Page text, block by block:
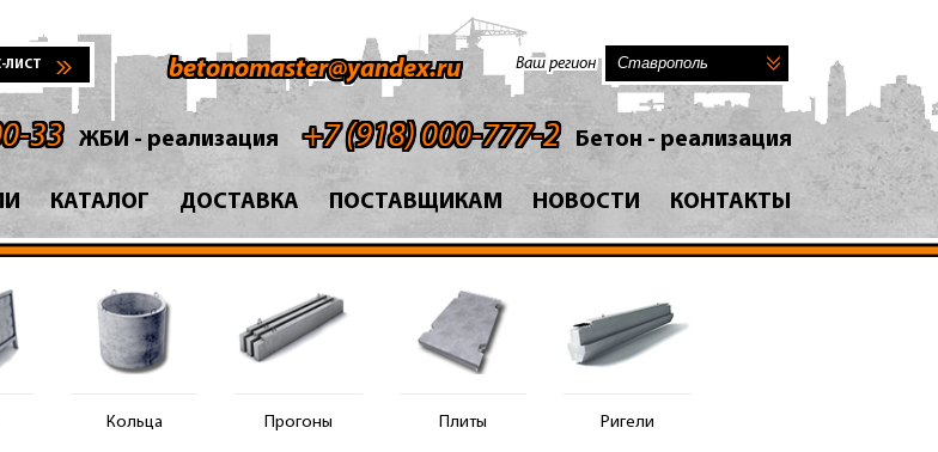
ЛИСТ betonomaster@yandex.ru Ваш регион
33 ЖБИ - реализация +7 (918) 000-777-2 Бетон - реализация
КАТАЛОГ ДОСТАВКА ПОСТАВЩИКАМ НОВОСТИ КОНТАКТЫ
Кольца Прогоны Плиты Ригели